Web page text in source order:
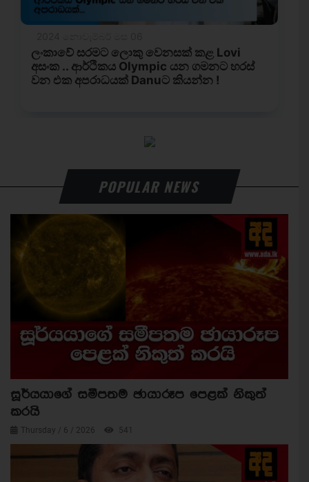
POPULAR NEWS
සූර්යයාගේ සමීපතම ඡායාරූප පෙළක් නිකුත්
කරයි
Thursday / 6 / 2026 541